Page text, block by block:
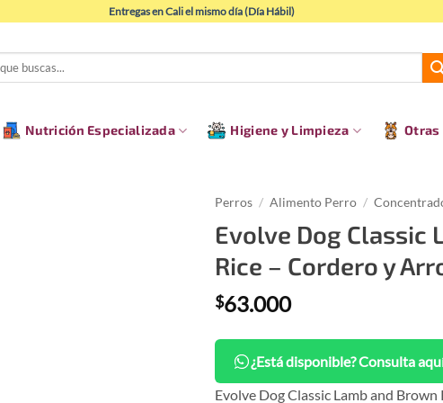
Entregas en Cali el mismo día (Día Hábil)
Nutrición Especializada Higiene y Limpieza Otras
Perros / Alimento Perro /
Evolve Dog Classic
Rice – Cordero y
$63.000
¿Está disponible? Consulta
Evolve Dog Classic Lamb and